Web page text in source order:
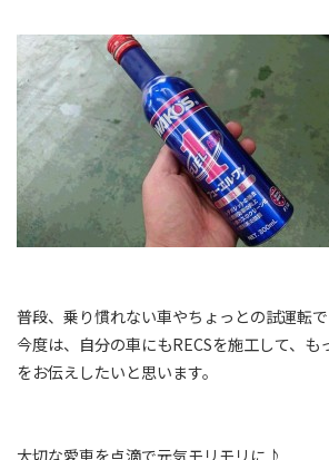
普段、乗り慣れない車やちょっとの試運転
今度は、自分の車にもRECSを施工して、も
をお伝えしたいと思います。
大切な愛車を点滴で元気モリモリに♪